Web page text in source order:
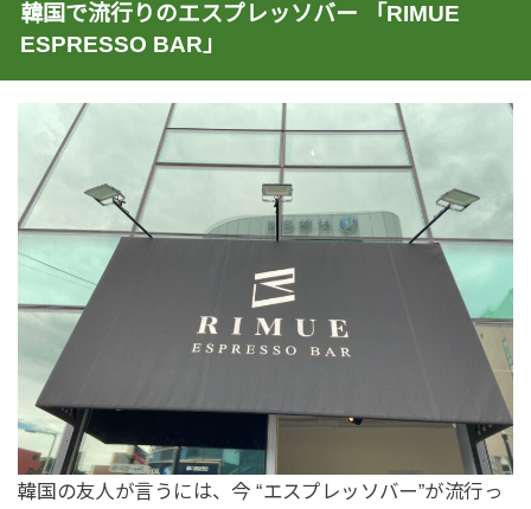
韓国で流行りのエスプレッソバー 「RIMUE
ESPRESSO BAR」
韓国の友人が言うには、今 “エスプレッソバー”が流行っ